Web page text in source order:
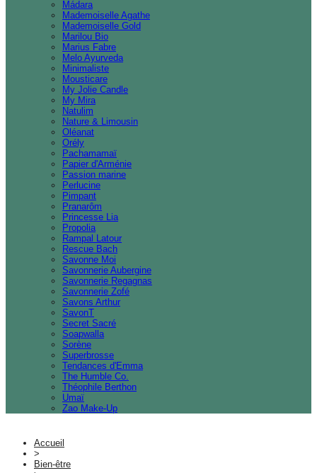
Mádara
Mademoiselle Agathe
Mademoiselle Gold
Marilou Bio
Marius Fabre
Melo Ayurveda
Minimaliste
Mousticare
My Jolie Candle
My Mira
Natulim
Nature & Limousin
Oléanat
Orély
Pachamamaï
Papier d'Arménie
Passion marine
Perlucine
Pimpant
Pranarôm
Princesse Lia
Propolia
Rampal Latour
Rescue Bach
Savonne Moi
Savonnerie Aubergine
Savonnerie Regagnas
Savonnerie Zofé
Savons Arthur
SavonT
Secret Sacré
Soapwalla
Sorène
Superbrosse
Tendances d'Emma
The Humble Co.
Théophile Berthon
Umaï
Zao Make-Up
Accueil
>
Bien-être